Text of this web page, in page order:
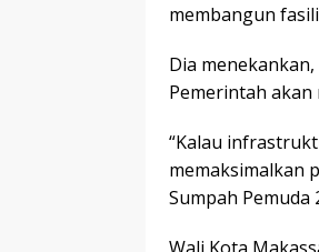
membangun
Dia
Pemerintah
“Kalau
memaksimalkan
Sumpah Pemuda